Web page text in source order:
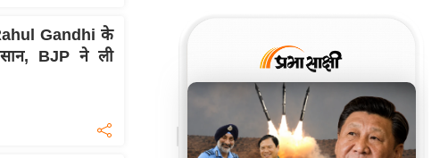
Gandhi के
BJP ने ली